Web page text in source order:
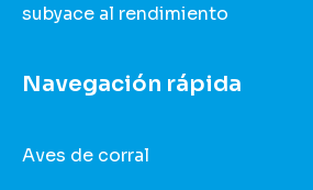
subyace al rendimiento
Navegación rápida
Aves de corral